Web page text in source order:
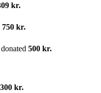
kr.
750 kr.
donated 500 kr.
300 kr.